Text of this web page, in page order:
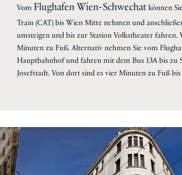
Vom Flughafen Wien-Schwechat können
Train (CAT) bis Wien Mitte nehmen und
umsteigen und bis zur Station Volkstheater fahren.
Minuten zu Fuß. Alternativ nehmen Sie vom
Hauptbahnhof und fahren mit dem Bus 13A bis zu
Josefstadt. Von dort sind es vier Minuten zu Fuß